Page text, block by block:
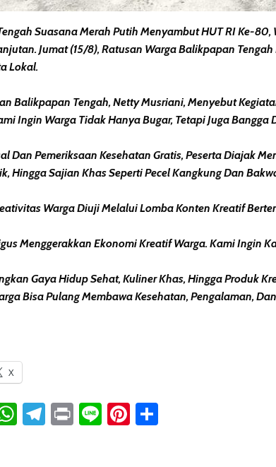
Suasana Merah Putih Menyambut HUT RI Ke-
Jumat (15/8), Ratusan Warga Balikpapan
Lokal.
Balikpapan Tengah, Netty Musriani, Menyebut
Ingin Warga Tidak Hanya Bugar, Tetapi Juga
Dan Pemeriksaan Kesehatan Gratis, Peserta Diajak
Hingga Sajian Khas Seperti Pecel Kangkung Dan
Warga Diuji Melalui Lomba Konten Kreatif
Menggerakkan Ekonomi Kreatif Warga. Kami Ingin
Gaya Hidup Sehat, Kuliner Khas, Hingga Produk
Bisa Pulang Membawa Kesehatan, Pengalaman,
X
WhatsApp
Telegram
PrintLinePinterest